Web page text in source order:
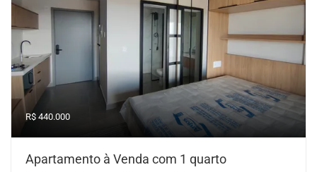
R$ 440.000
Apartamento à Venda com 1 quarto